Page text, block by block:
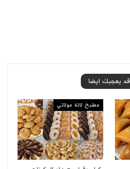
قد يعجبك ايضا
مطبخ لالة مولاتي